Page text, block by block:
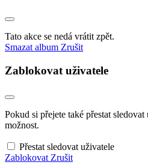
Tato akce se nedá vrátit zpět.
Smazat album Zrušit
Zablokovat uživatele
Pokud si přejete také přestat
možnost.
Přestat sledovat uživatele
Zablokovat Zrušit